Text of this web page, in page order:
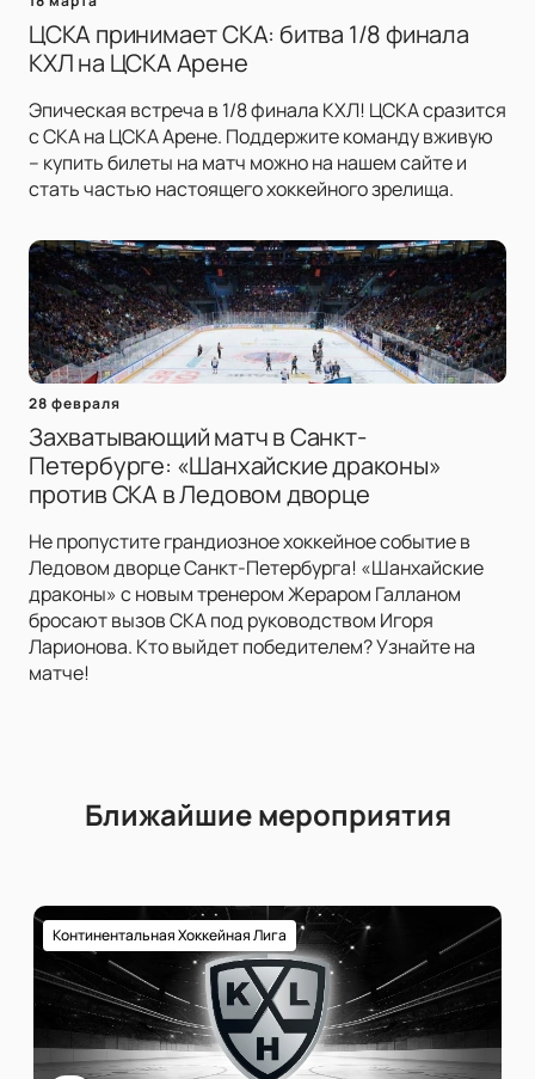
ЦСКА принимает СКА: битва 1/8 финала
КХЛ на ЦСКА Арене
Эпическая встреча в 1/8 финала КХЛ! ЦСКА сразится
с СКА на ЦСКА Арене. Поддержите команду вживую
– купить билеты на матч можно на нашем сайте и
стать частью настоящего хоккейного зрелища.
28 февраля
Захватывающий матч в Санкт-
Петербурге: «Шанхайские драконы»
против СКА в Ледовом дворце
Не пропустите грандиозное хоккейное событие в
Ледовом дворце Санкт-Петербурга! «Шанхайские
драконы» с новым тренером Жераром Галланом
бросают вызов СКА под руководством Игоря
Ларионова. Кто выйдет победителем? Узнайте на
матче!
Ближайшие мероприятия
Континентальная Хоккейная Лига